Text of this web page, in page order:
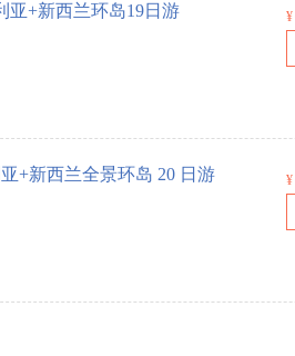
亚+新西兰环岛19日游 ¥
+新西兰全景环岛 20 日游 ¥